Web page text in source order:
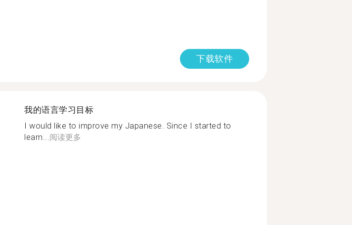
下载软件
我的语言学习目标
I would like to improve my Japanese. Since I started to
learn...阅读更多